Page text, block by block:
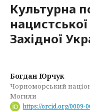
Культурна
Західної
Богдан Юрчук
Чорноморський
Могили
https://orcid.org/0009-